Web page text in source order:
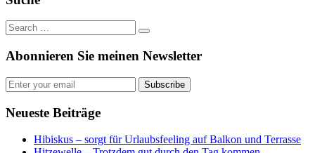
Abonnieren Sie meinen Newsletter
Subscribe
Neueste Beiträge
Hibiskus – sorgt für Urlaubsfeeling auf Balkon und Terrasse